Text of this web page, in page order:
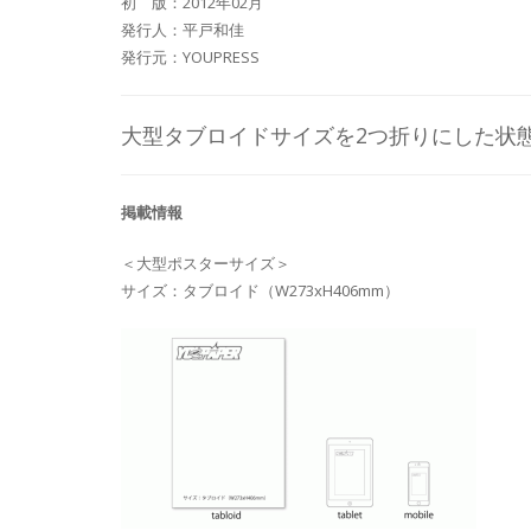
発行人：平戸和佳
発行元：YOUPRESS
大型タブロイドサイズを2つ折りにした状
掲載情報
＜大型ポスターサイズ＞
サイズ：タブロイド（W273xH406mm）